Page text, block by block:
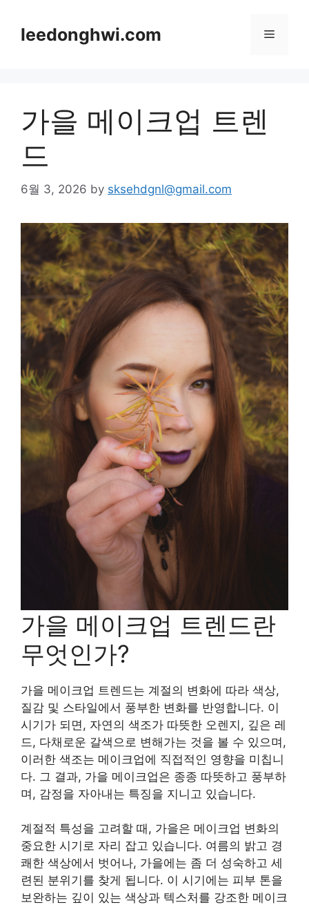
contentleedonghwi.com Menu
가을 메이크업 트렌
드
6월 3, 2026 by sksehdgnl@gmail.com
가을 메이크업 트렌드란
무엇인가?
가을 메이크업 트렌드는 계절의 변화에 따라 색상,
질감 및 스타일에서 풍부한 변화를 반영합니다. 이
시기가 되면, 자연의 색조가 따뜻한 오렌지, 깊은 레
드, 다채로운 갈색으로 변해가는 것을 볼 수 있으며,
이러한 색조는 메이크업에 직접적인 영향을 미칩니
다. 그 결과, 가을 메이크업은 종종 따뜻하고 풍부하
며, 감정을 자아내는 특징을 지니고 있습니다.
계절적 특성을 고려할 때, 가을은 메이크업 변화의
중요한 시기로 자리 잡고 있습니다. 여름의 밝고 경
쾌한 색상에서 벗어나, 가을에는 좀 더 성숙하고 세
련된 분위기를 찾게 됩니다. 이 시기에는 피부 톤을
보완하는 깊이 있는 색상과 텍스처를 강조한 메이크